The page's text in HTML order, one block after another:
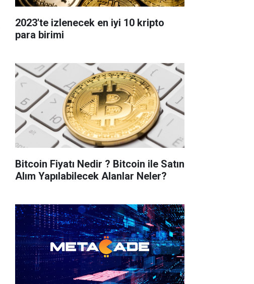
2023'te izlenecek en iyi 10 kripto
para birimi
Bitcoin Fiyatı Nedir ? Bitcoin ile Satın
Alım Yapılabilecek Alanlar Neler?